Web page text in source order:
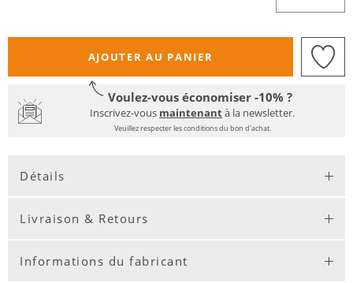
AJOUTER AU PANIER
Voulez-vous économiser -10% ?
Inscrivez-vous maintenantà la newsletter.
Veuillez respecter les conditions du bon d'achat.
Détails
Livraison & Retours
Informations du fabricant